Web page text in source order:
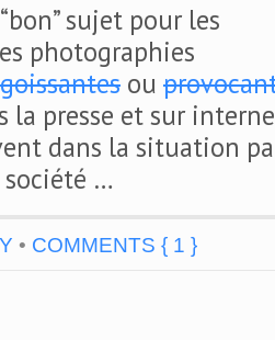
sujet pour les
photographies
ou
presse et sur
dans la situation
société …
• COMMENTS { 1 }